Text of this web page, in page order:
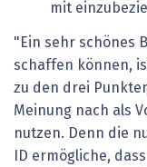
mit
"Ein sehr schönes
schaffen können,
zu den drei
Meinung nach als
nutzen. Denn die
ID ermögliche,